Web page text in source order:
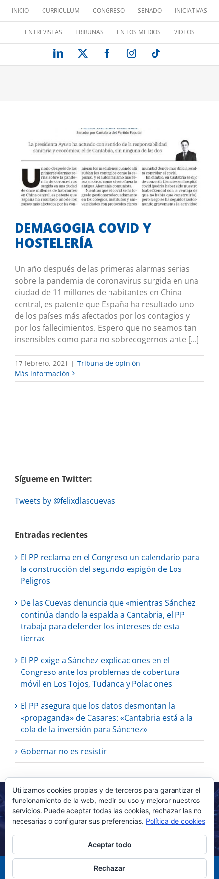
contenido
INICIO CURRICULUM CONGRESO SENADO INICIATIVAS
ENTREVISTAS TRIBUNAS EN LOS MEDIOS VIDEOS
LinkedIn FacebookInstagram
DEMAGOGIA COVID Y HOSTELERÍA
Tribuna de opinión
DEMAGOGIA COVID Y
HOSTELERÍA
Un año después de las primeras alarmas serias
sobre la pandemia de coronavirus surgida en una
ciudad de 11 millones de habitantes en China
central, es patente que España ha resultado uno
de los países más afectados por los contagios y
por los fallecimientos. Espero que no seamos tan
insensibles como para no sobrecogernos ante [...]
17 febrero, 2021 | Tribuna de opinión
Más información
Sígueme en Twitter:
Tweets by @felixdlascuevas
Entradas recientes
El PP reclama en el Congreso un calendario para
la construcción del segundo espigón de Los
Peligros
De las Cuevas denuncia que «mientras Sánchez
continúa dando la espalda a Cantabria, el PP
trabaja para defender los intereses de esta
tierra»
El PP exige a Sánchez explicaciones en el
Congreso ante los problemas de cobertura
móvil en Los Tojos, Tudanca y Polaciones
El PP asegura que los datos desmontan la
«propaganda» de Casares: «Cantabria está a la
cola de la inversión para Sánchez»
Gobernar no es resistir
Utilizamos cookies propias y de terceros para garantizar el
funcionamiento de la web, medir su uso y mejorar nuestros
servicios. Puede aceptar todas las cookies, rechazar las no
necesarias o configurar sus preferencias. Política de cookies
Aceptar todo
Rechazar